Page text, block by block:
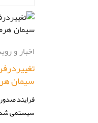
اخبار و
سیمان
فرایند
سیستمی